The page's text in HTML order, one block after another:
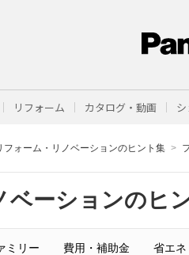
リフォーム カタログ・動画
フォーム・リノベーションのヒント集
ベーションのヒ
ミリー 費用・補助金 省エネ